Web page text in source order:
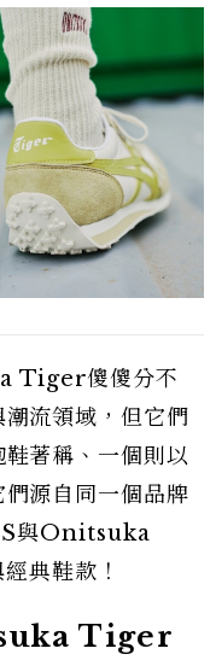
Tiger傻傻分不
流領域，但它們
著稱、一個則以
源自同一個品牌
與Onitsuka
典鞋款！
Tiger